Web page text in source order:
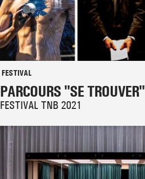
FESTIVAL
PARCOURS "SE TROUVER"
FESTIVAL TNB 2021